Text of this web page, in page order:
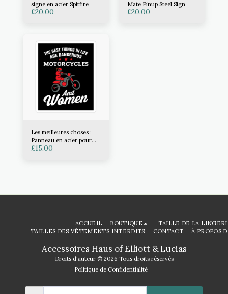
signe en acier Spitfire
£20.00
Mate Pinup Steel Sign
£20.00
Les meilleures choses :
Panneau en acier pour
motos
£15.00
Accessoires Haus of Elliott & Lucias
Droits d'auteur © 2026 Tous droits réservés
Politique de Confidentialité
ACCUEIL BOUTIQUE
TAILLE DE LA
TAILLES DES VÊTEMENTS INTERDITS
CONTACT À PROPOS